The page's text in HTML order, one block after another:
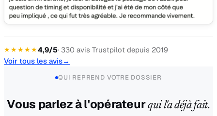
★★★★★4,9/5· 330 avis Trustpilot depuis 2019
Voir tous les avis→
QUI REPREND VOTRE DOSSIER
Vous parlez à l'opérateurqui l'a déjà fait.